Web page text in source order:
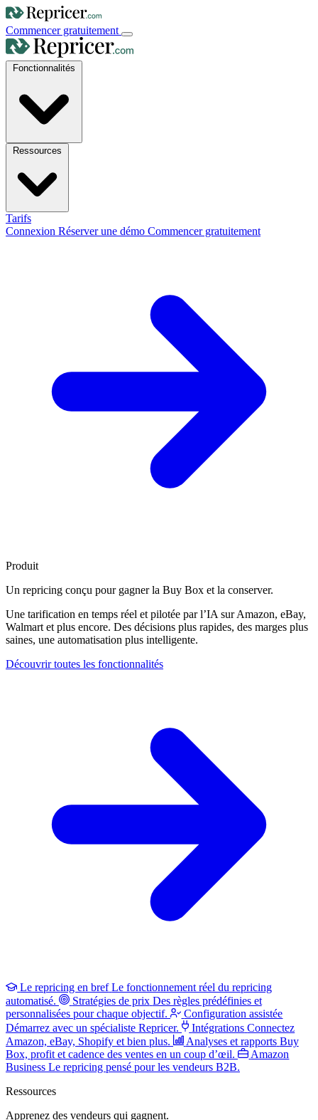
Commencer gratuitement
Tarifs
Connexion Réserver une démo Commencer gratuitement
Produit
Un repricing conçu pour gagner la Buy Box et la conserver.
Une tarification en temps réel et pilotée par l’IA sur Amazon, eBay,
Walmart et plus encore. Des décisions plus rapides, des marges plus
saines, une automatisation plus intelligente.
Découvrir toutes les fonctionnalités
Le repricing en bref Le fonctionnement réel du repricing
automatisé.
Stratégies de prix Des règles prédéfinies et
personnalisées pour chaque objectif.
Configuration assistée
Démarrez avec un spécialiste Repricer.
Intégrations Connectez
Amazon, eBay, Shopify et bien plus.
Analyses et rapports Buy
Box, profit et cadence des ventes en un coup d’œil.
Amazon
Business Le repricing pensé pour les vendeurs B2B.
Ressources
Apprenez des vendeurs qui gagnent.